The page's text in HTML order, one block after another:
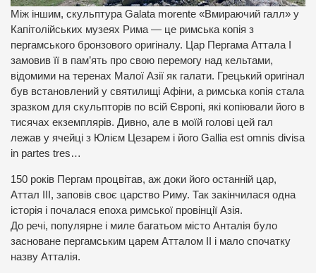
Між іншим, скульптура Galata morente «Вмираючий галл» у
Капітолійських музеях Рима — це римська копія з
пергамського бронзового оригіналу. Цар Пергама Аттала I
замовив її в пам’ять про свою перемогу над кельтами,
відомими на теренах Малої Азії як галати. Грецький оригінал
був встановлений у святилищі Афіни, а римська копія стала
зразком для скульпторів по всій Європі, які копіювали його в
тисячах екземплярів. Дивно, але в моїй голові цей гал
лежав у ячейці з Юлієм Цезарем і його Gallia est omnis divisa
in partes tres…
150 років Пергам процвітав, аж доки його останній цар,
Аттал III, заповів своє царство Риму. Так закінчилася одна
історія і почалася епоха римської провінції Азія.
До речі, популярне і миле багатьом місто Анталія було
засноване пергамським царем Атталом II і мало спочатку
назву Атталія.